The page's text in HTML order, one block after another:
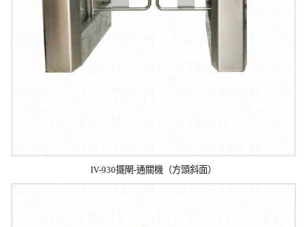
IV-930擺閘-通關機（方頭斜面）